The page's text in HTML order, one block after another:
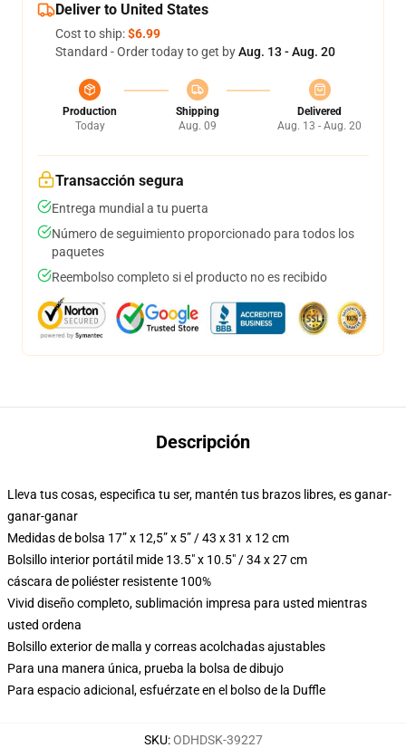
Deliver to United States
Cost to ship:$6.99
Standard - Order today to get byAug. 13 - Aug. 20
Production
Today
Shipping
Aug. 09
Delivered
Aug. 13 - Aug. 20
Transacción segura
Entrega mundial a tu puerta
Número de seguimiento proporcionado para todos los
paquetes
Reembolso completo si el producto no es recibido
Descripción
Lleva tus cosas, especifica tu ser, mantén tus brazos libres, es ganar-
ganar-ganar
Medidas de bolsa 17” x 12,5” x 5” / 43 x 31 x 12 cm
Bolsillo interior portátil mide 13.5" x 10.5" / 34 x 27 cm
cáscara de poliéster resistente 100%
Vivid diseño completo, sublimación impresa para usted mientras
usted ordena
Bolsillo exterior de malla y correas acolchadas ajustables
Para una manera única, prueba la bolsa de dibujo
Para espacio adicional, esfuérzate en el bolso de la Duffle
SKU:ODHDSK-39227